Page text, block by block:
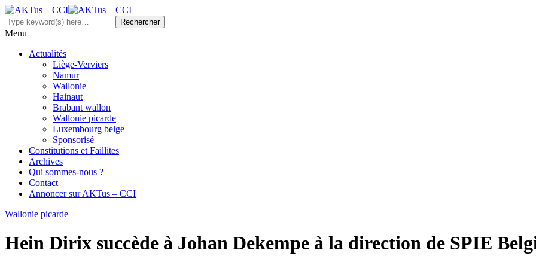
Menu
Actualités
Liège-Verviers
Namur
Wallonie
Hainaut
Brabant wallon
Wallonie picarde
Luxembourg belge
Sponsorisé
Constitutions et Faillites
Archives
Qui sommes-nous ?
Contact
Annoncer sur AKTus – CCI
Wallonie picarde
Hein Dirix succède à Johan Dekempe à la direction de SPIE